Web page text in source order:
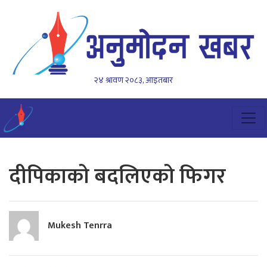
२४ श्रावण २०८३, आइतबार
दीपिकाको बदलिएको फिगर
Mukesh Tenrra